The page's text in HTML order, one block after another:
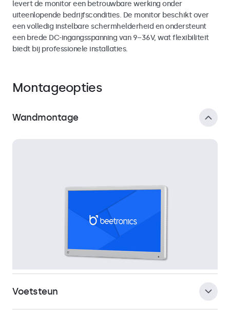
levert de monitor een betrouwbare werking onder
uiteenlopende bedrijfscondities. De monitor beschikt over
een volledig instelbare schermhelderheid en ondersteunt
een brede DC-ingangsspanning van 9–36V, wat flexibiliteit
biedt bij professionele installaties.
Montageopties
Wandmontage
Voetsteun